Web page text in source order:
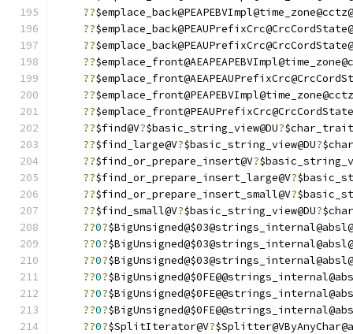
??
??
??
??
??
??
??
??$find@V?$basic_string_view@DU?
??$find_large@V?$basic_string_view@DU?
??$find_or_prepare_insert@V?
??$find_or_prepare_insert_large@V?
??$find_or_prepare_insert_small@V?
??$find_small@V?$basic_string_view@DU?
??0?
??0?
??0?
??0?
??0?
??0?
??0?$SplitIterator@V?